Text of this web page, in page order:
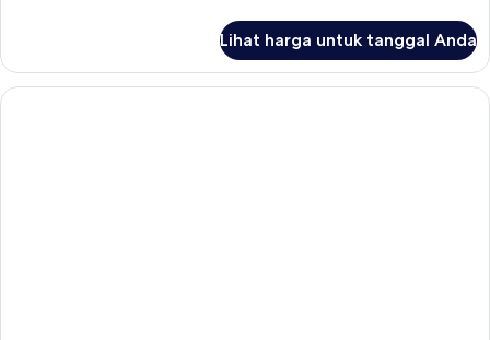
Kamar
Quadruple
Deluks
Lihat harga untuk tanggal Anda